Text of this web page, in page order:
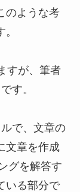
のような考
すが、筆者
す。
で、文章の
文章を作成
グを解答す
いる部分で